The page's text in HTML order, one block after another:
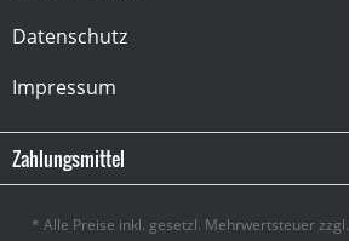
Datenschutz
Impressum
Zahlungsmittel
* Alle Preise inkl. gesetzl. Mehrwertsteuer zzgl.